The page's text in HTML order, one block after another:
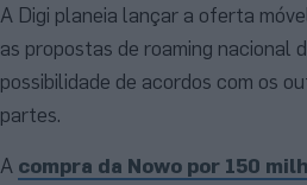
A Digi planeia lançar a oferta
as propostas de roaming nacional
possibilidade de acordos com os
partes.
A compra da Nowo por 150